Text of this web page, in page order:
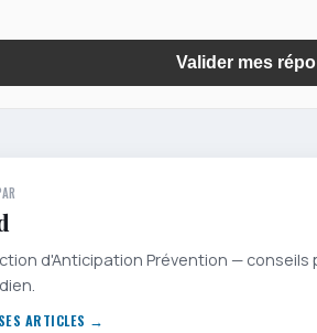
Valider mes
d'Anticipation Prévention —
ARTICLES →